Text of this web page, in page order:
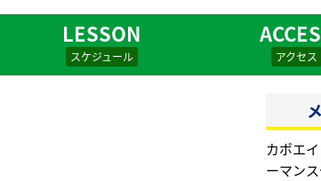
LESSON
スケジュール アクセス
カポエ
ーマン